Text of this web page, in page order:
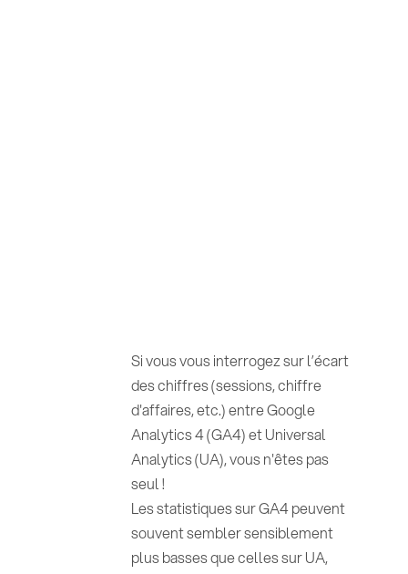
Si vous vous interrogez sur l’écart
des chiffres (sessions, chiffre
d'affaires, etc.) entre Google
Analytics 4 (GA4) et Universal
Analytics (UA), vous n'êtes pas
seul !
Les statistiques sur GA4 peuvent
souvent sembler sensiblement
plus basses que celles sur UA,